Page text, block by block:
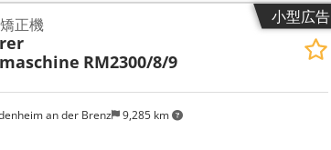
小型広告
an der Brenz 9,285 km
正機
RM2300/8/9